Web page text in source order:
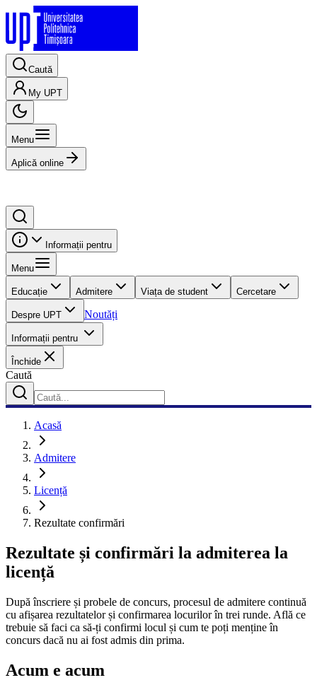
Caută
My UPT
Menu
Aplică online
Informații pentru
Menu
Educație Admitere Viața de student Cercetare
Despre UPT Noutăți
Informații pentru
Închide
Caută
Acasă
Admitere
Licență
Rezultate confirmări
Rezultate și confirmări la admiterea la
licență
După înscriere și probele de concurs, procesul de admitere continuă
cu afișarea rezultatelor și confirmarea locurilor în trei runde. Află ce
trebuie să faci ca să-ți confirmi locul și cum te poți menține în
concurs dacă nu ai fost admis din prima.
Acum e acum